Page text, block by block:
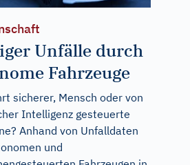
Unfälle durch
Fahrzeuge
sicherer, Mensch oder von
Intelligenz gesteuerte
Anhand von Unfalldaten
und